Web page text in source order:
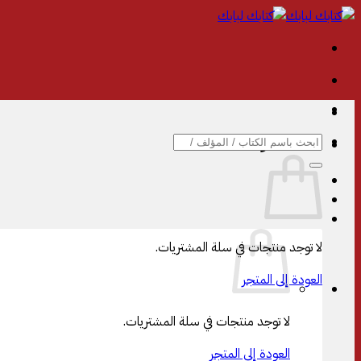
تخطي
سلة المشتريات
لا توجد منتجات في سلة المشتريات.
العودة إلى المتجر
البحث
عن:
لا توجد منتجات في سلة المشتريات.
العودة إلى المتجر